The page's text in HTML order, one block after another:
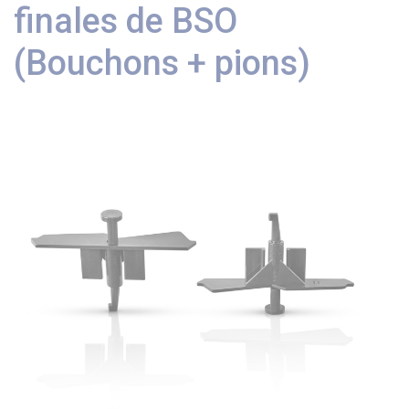
finales de BSO
(Bouchons + pions)